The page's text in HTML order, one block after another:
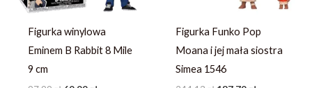
Figurka winylowa
Eminem B Rabbit 8 Mile
9 cm
Figurka Funko Pop
Moana i jej mała siostra
Simea 1546